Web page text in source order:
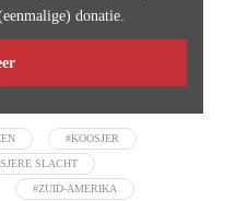
donatie.
#KOOSJER
SLACHT
#ZUID-AMERIKA